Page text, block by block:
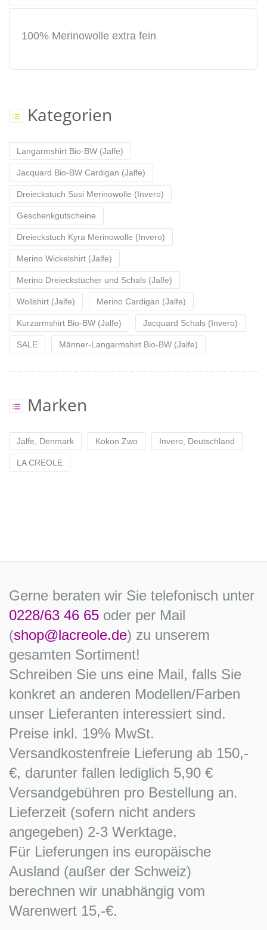
100% Merinowolle extra fein
Kategorien
Langarmshirt Bio-BW (Jalfe)
Jacquard Bio-BW Cardigan (Jalfe)
Dreieckstuch Susi Merinowolle (Invero)
Geschenkgutscheine
Dreieckstuch Kyra Merinowolle (Invero)
Merino Wickelshirt (Jalfe)
Merino Dreieckstücher und Schals (Jalfe)
Wollshirt (Jalfe) Merino Cardigan (Jalfe)
Kurzarmshirt Bio-BW (Jalfe) Jacquard Schals (Invero)
SALE Männer-Langarmshirt Bio-BW (Jalfe)
Marken
Jalfe, Denmark Kokon Zwo Invero, Deutschland
LA CREOLE
Gerne beraten wir Sie telefonisch unter
0228/63 46 65 oder per Mail
(shop@lacreole.de) zu unserem
gesamten Sortiment!
Schreiben Sie uns eine Mail, falls Sie
konkret an anderen Modellen/Farben
unser Lieferanten interessiert sind.
Preise inkl. 19% MwSt.
Versandkostenfreie Lieferung ab 150,-
€, darunter fallen lediglich 5,90 €
Versandgebühren pro Bestellung an.
Lieferzeit (sofern nicht anders
angegeben) 2-3 Werktage.
Für Lieferungen ins europäische
Ausland (außer der Schweiz)
berechnen wir unabhängig vom
Warenwert 15,-€.